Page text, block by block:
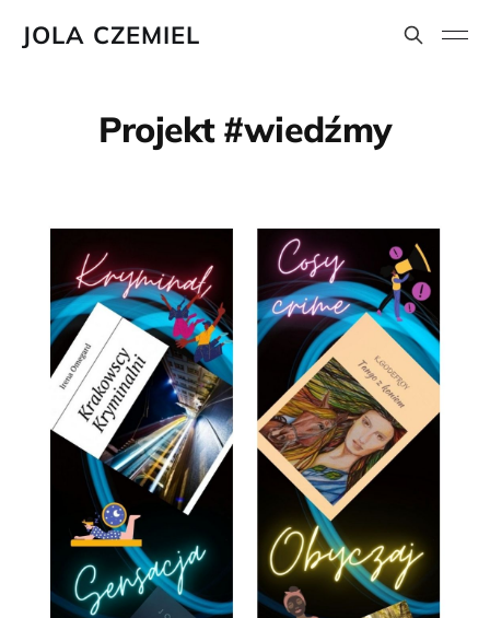
JOLA CZEMIEL
Projekt #wiedźmy